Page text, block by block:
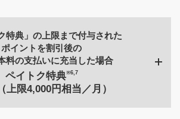
特典」の上限まで付与された
ポイントを割引後の
料の支払いに充当した場合
ペイトク特典※6,7
上限4,000円相当／月）